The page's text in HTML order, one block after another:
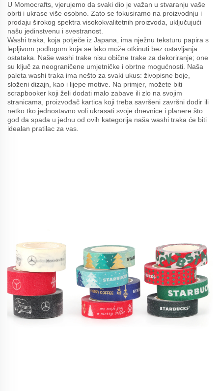
U Momocrafts, vjerujemo da svaki dio je važan u stvaranju vaše
obrti i ukrase više osobno. Zato se fokusiramo na proizvodnju i
prodaju širokog spektra visokokvalitetnih proizvoda, uključujući
našu jedinstvenu i svestranost.
Washi traka, koja potječe iz Japana, ima nježnu teksturu papira s
lepljivom podlogom koja se lako može otkinuti bez ostavljanja
ostataka. Naše washi trake nisu obične trake za dekoriranje; one
su ključ za neograničene umjetničke i obrtne mogućnosti. Naša
paleta washi traka ima nešto za svaki ukus: živopisne boje,
složeni dizajn, kao i lijepe motive. Na primjer, možete biti
scrapbooker koji želi dodati malo zabave ili zlo na svojim
stranicama, proizvođač kartica koji treba savršeni završni dodir ili
netko tko jednostavno voli ukrasati svoje dnevnice i planere što
god da spada u jednu od ovih kategorija naša washi traka će biti
idealan pratilac za vas.